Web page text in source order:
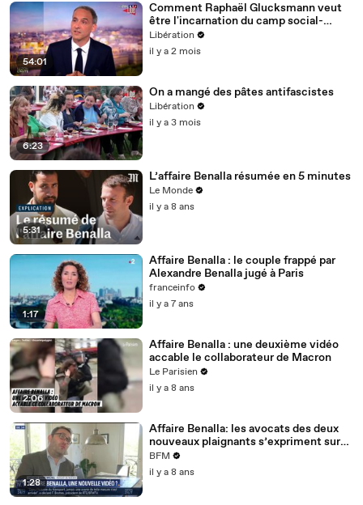
54:01
Comment Raphaël Glucksmann veut
être l'incarnation du camp social-
démocrate pour la présidentielle
Libération
il y a 2 mois
6:23
On a mangé des pâtes antifascistes
Libération
il y a 3 mois
5:31
L’affaire Benalla résumée en 5 minutes
Le Monde
il y a 8 ans
1:17
Affaire Benalla : le couple frappé par
Alexandre Benalla jugé à Paris
franceinfo
il y a 7 ans
2:06
Affaire Benalla : une deuxième vidéo
accable le collaborateur de Macron
Le Parisien
il y a 8 ans
1:28
Affaire Benalla: les avocats des deux
nouveaux plaignants s’expriment sur
BFMTV
BFM
il y a 8 ans